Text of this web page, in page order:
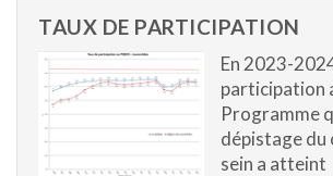
TAUX DE PARTICIPATION
En 2023-
participation
Programme
dépistage du
sein a atteint